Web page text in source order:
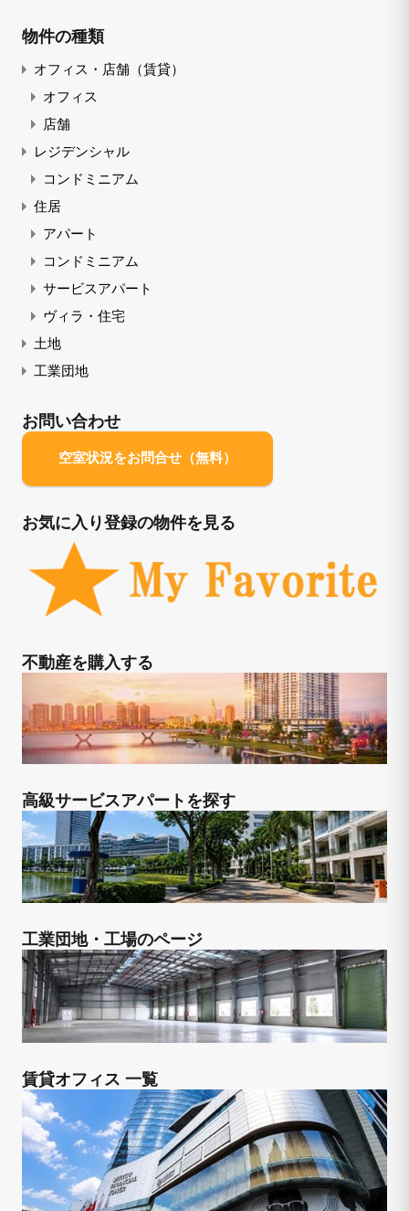
物件の種類
オフィス・店舗（賃貸）
オフィス
店舗
レジデンシャル
コンドミニアム
住居
アパート
コンドミニアム
サービスアパート
ヴィラ・住宅
土地
工業団地
お問い合わせ
空室状況をお問合せ（無料）
お気に入り登録の物件を見る
不動産を購入する
高級サービスアパートを探す
工業団地・工場のページ
賃貸オフィス 一覧